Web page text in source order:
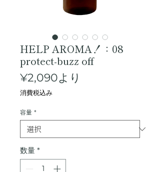
HELP AROMA！：08
protect-buzz off
¥2,090より
価
消費税込み
容量 *
数量 *